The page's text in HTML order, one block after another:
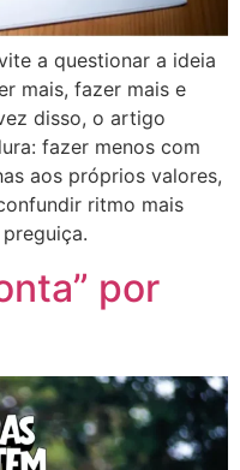
a questionar a ideia
mais, fazer mais e
disso, o artigo
fazer menos com
aos próprios valores,
ritmo mais
por